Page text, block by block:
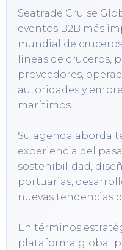
Seatrade Cruise
eventos B2B más
mundial de
líneas de cruceros,
proveedores,
autoridades y
marítimos.
Su agenda aborda
experiencia del
sostenibilidad,
portuarias,
nuevas tendencias
En términos
plataforma global